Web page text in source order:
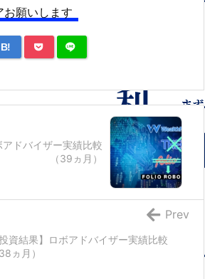
お願いします
B!
アドバイザー実績比較
（39ヵ月）
投資結果】ロボアドバイザー実績比較
38ヵ月）
Prev